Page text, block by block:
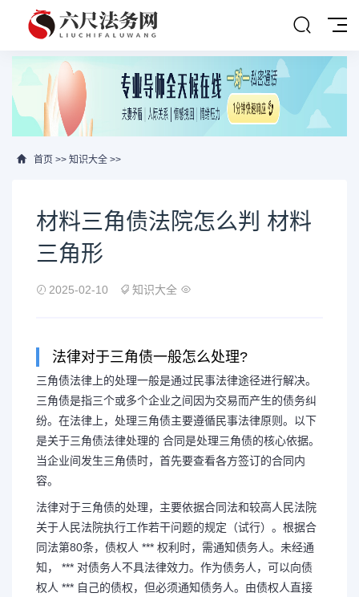
首页 >> 知识大全 >>
材料三角债法院怎么判 材料
三角形
2025-02-10 知识大全
法律对于三角债一般怎么处理?
三角债法律上的处理一般是通过民事法律途径进行解决。
三角债是指三个或多个企业之间因为交易而产生的债务纠
纷。在法律上，处理三角债主要遵循民事法律原则。以下
是关于三角债法律处理的 合同是处理三角债的核心依据。
当企业间发生三角债时，首先要查看各方签订的合同内
容。
法律对于三角债的处理，主要依据合同法和较高人民法院
关于人民法院执行工作若干问题的规定（试行）。根据合
同法第80条，债权人 *** 权利时，需通知债务人。未经通
知， *** 对债务人不具法律效力。作为债务人，可以向债
权人 *** 自己的债权，但必须通知债务人。由债权人直接
材料三角债法院怎么
三角债法律上的处理一般是通
决。三角债是指三个或多个企业之